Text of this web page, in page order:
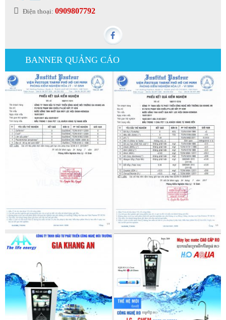
Điện thoại: 0909807792
BANNER QUẢNG CÁO